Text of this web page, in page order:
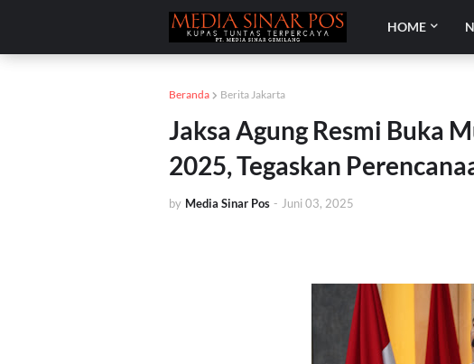
HOME
Beranda Berita Jakarta
Jaksa Agung Resmi Buka
2025, Tegaskan
by Media Sinar Pos - Juni 03, 2025